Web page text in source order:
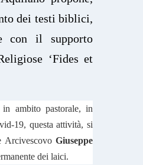
dei testi biblici,
con il supporto
‘Fides et
in ambito pastorale, in
19, questa attività, si
Arcivescovo Giuseppe
dei laici.